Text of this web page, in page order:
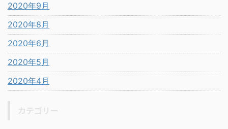
2020年9月
2020年8月
2020年6月
2020年5月
2020年4月